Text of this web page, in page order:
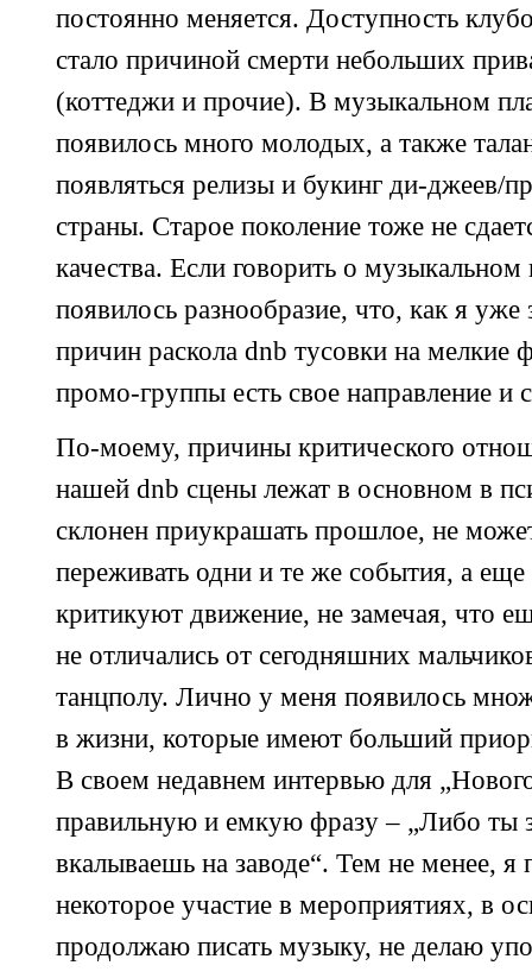
постоянно меняется. Доступность
стало причиной смерти небольших
(коттеджи и прочие). В музыкальном
появилось много молодых, а также
появляться релизы и букинг ди-джеев/
страны. Старое поколение тоже не
качества. Если говорить о
появилось разнообразие, что, как я уже
причин раскола dnb тусовки на мелкие
промо-группы есть свое направление и
По-моему, причины критического
нашей dnb сцены лежат в основном в
склонен приукрашать прошлое, не
переживать одни и те же события, а еще
критикуют движение, не замечая, что
не отличались от сегодняшних
танцполу. Лично у меня появилось
в жизни, которые имеют больший
В своем недавнем интервью для
правильную и емкую фразу – „Либо ты
вкалываешь на заводе“. Тем не менее,
некоторое участие в мероприятиях, в
продолжаю писать музыку, не делаю